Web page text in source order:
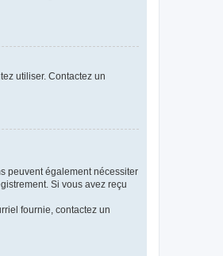
utiliser. Contactez un
peuvent également nécessiter
Si vous avez reçu
fournie, contactez un